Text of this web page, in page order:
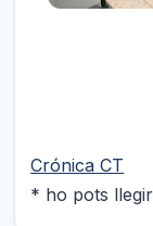
Crónica CT
* ho pots